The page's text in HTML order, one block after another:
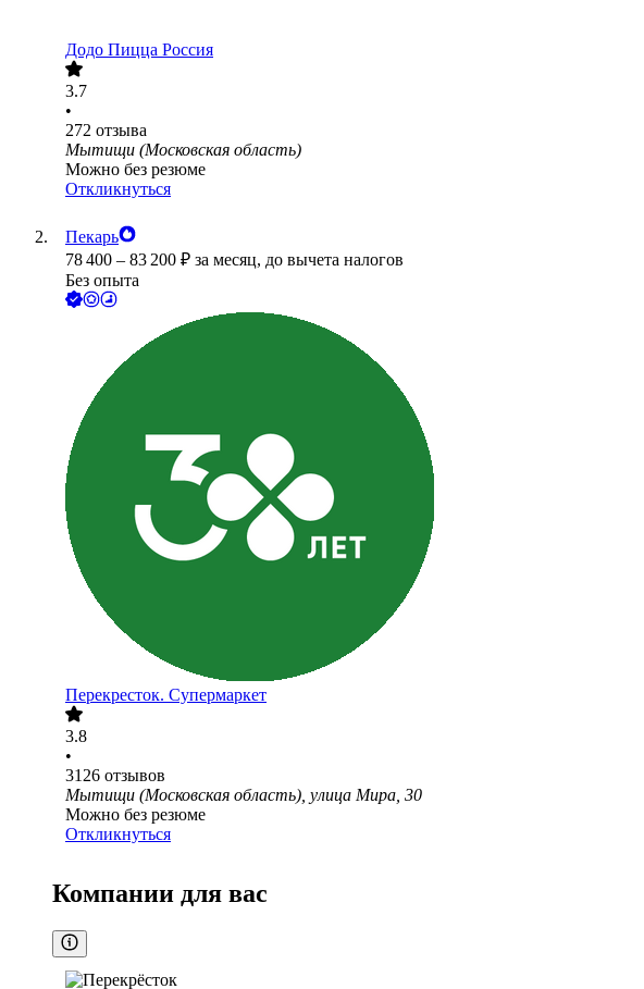
Додо Пицца Россия
3.7
•
272 отзыва
Мытищи (Московская область)
Можно без резюме
Откликнуться
Пекарь
78 400 – 83 200 ₽ за месяц, до вычета налогов
Без опыта
Перекресток. Супермаркет
3.8
•
3126 отзывов
Мытищи (Московская область), улица Мира, 30
Можно без резюме
Откликнуться
Компании для вас